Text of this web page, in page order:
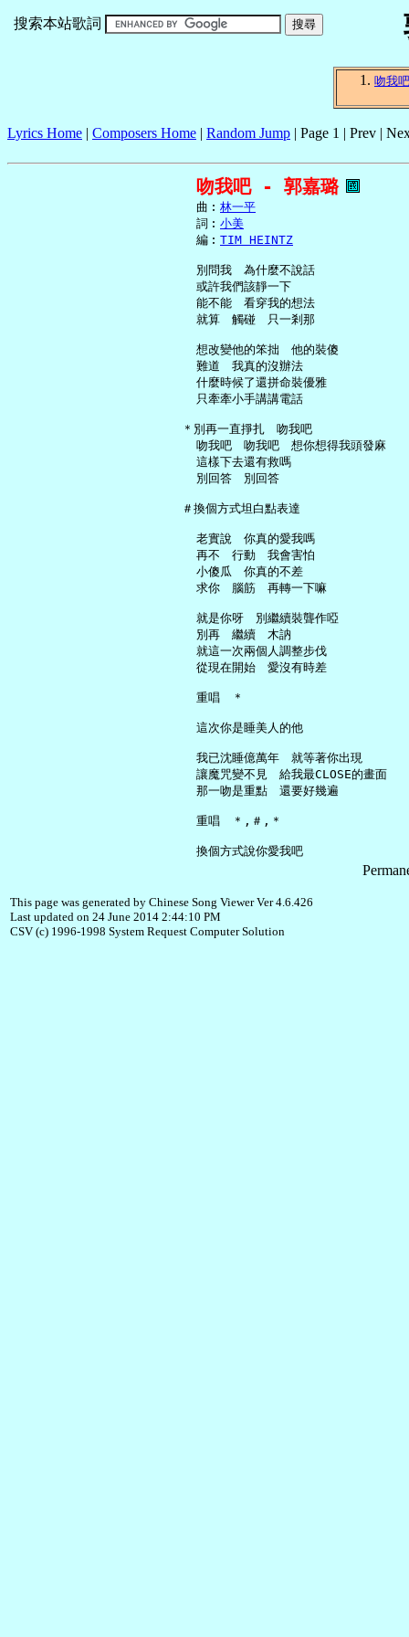
搜索本站歌詞
吻我吧
Lyrics Home | Composers Home | Random Jump | Page 1 | Prev |
吻我吧 - 郭嘉璐
     曲︰
林一平
     詞︰
小美
     編︰
TIM HEINTZ
     別問我　為什麼不說話
     或許我們該靜一下
     能不能　看穿我的想法
     就算　觸碰　只一剎那
     想改變他的笨拙　他的裝傻
     難道　我真的沒辦法
     什麼時候了還拼命裝優雅
     只牽牽小手講講電話
   ＊別再一直掙扎　吻我吧
     吻我吧　吻我吧　想你想得我頭發麻
     這樣下去還有救嗎
     別回答　別回答
   ＃換個方式坦白點表達
     老實說　你真的愛我嗎
     再不　行動　我會害怕
     小傻瓜　你真的不差
     求你　腦筋　再轉一下嘛
     就是你呀　別繼續裝聾作啞
     別再　繼續　木訥
     就這一次兩個人調整步伐
     從現在開始　愛沒有時差
     重唱　＊
     這次你是睡美人的他
     我已沈睡億萬年　就等著你出現
     讓魔咒變不見　給我最CLOSE的畫面
     那一吻是重點　還要好幾遍
     重唱　＊,＃,＊
This page was generated by Chinese Song Viewer Ver 4.6.426
Last updated on 24 June 2014 2:44:10 PM
CSV (c) 1996-1998 System Request Computer Solution